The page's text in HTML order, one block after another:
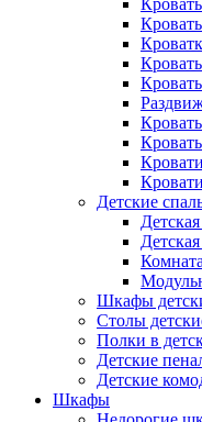
Детские
Шкафы
Столы
Полки в
Детские
Детские
Шкафы